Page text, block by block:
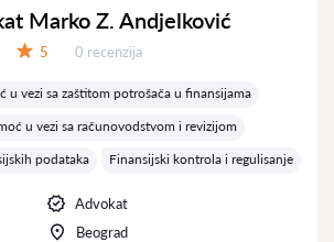
Marko Z. Andjelković
5 Recenzija:
0 recenzija
u vezi sa zaštitom potrošača u finansijama
u vezi sa računovodstvom i revizijom
podataka
Finansijski kontrola i regulisanje
Advokat
Beograd